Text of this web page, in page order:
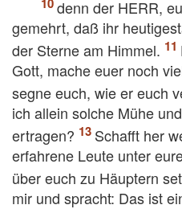
denn der HERR,
gemehrt, daß ihr
der Sterne am Himmel.
Gott, mache euer noch
segne euch, wie er euch
ich allein solche Mühe
ertragen?
Schafft her
erfahrene Leute unter
über euch zu Häuptern
mir und spracht: Das ist